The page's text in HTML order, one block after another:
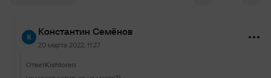
Константин Семёнов
20 марта 2022, 11:27
ОтветKishloren